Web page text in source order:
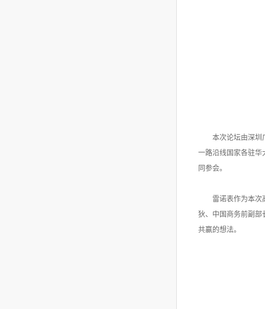
本次论坛由深圳
一路沿线国家各驻华
同参会。
雷诺表作为本次
狄、中国商务前副部
共赢的想法。